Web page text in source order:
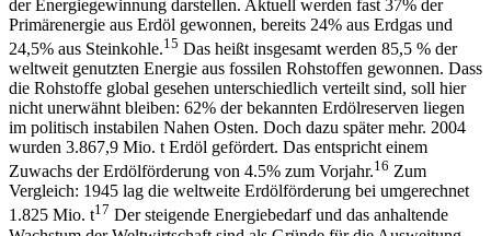
der Energiegewinnung darstellen. Aktuell werden fast 37% der
Primärenergie aus Erdöl gewonnen, bereits 24% aus Erdgas und
24,5% aus Steinkohle.15 Das heißt insgesamt werden 85,5 % der
weltweit genutzten Energie aus fossilen Rohstoffen gewonnen. Dass
die Rohstoffe global gesehen unterschiedlich verteilt sind, soll hier
nicht unerwähnt bleiben: 62% der bekannten Erdölreserven liegen
im politisch instabilen Nahen Osten. Doch dazu später mehr. 2004
wurden 3.867,9 Mio. t Erdöl gefördert. Das entspricht einem
Zuwachs der Erdölförderung von 4.5% zum Vorjahr.16 Zum
Vergleich: 1945 lag die weltweite Erdölförderung bei umgerechnet
1.825 Mio. t17 Der steigende Energiebedarf und das anhaltende